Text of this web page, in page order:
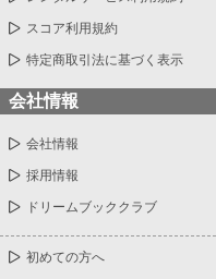
スコア利用規約
特定商取引法に基づく表示
会社情報
会社情報
採用情報
ドリームブッククラブ
初めての方へ